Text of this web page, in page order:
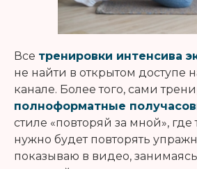
Все тренировки интенсива
не найти в открытом доступе
канале. Более того, сами
полноформатные
стиле «повторяй за мной», где
нужно будет повторять
показываю в видео,